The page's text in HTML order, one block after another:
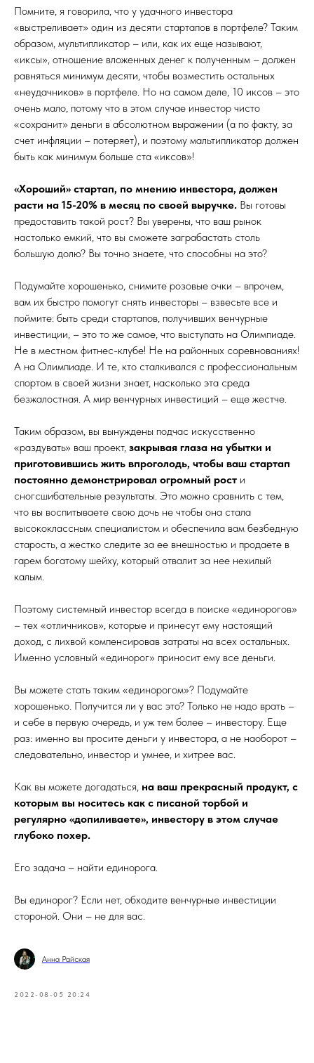
Помните, я говорила, что у удачного инвестора
«выстреливает» один из десяти стартапов в портфеле? Таким
образом, мультипликатор – или, как их еще называют,
«иксы», отношение вложенных денег к полученным – должен
равняться минимум десяти, чтобы возместить остальных
«неудачников» в портфеле. Но на самом деле, 10 иксов – это
очень мало, потому что в этом случае инвестор чисто
«сохранит» деньги в абсолютном выражении (а по факту, за
счет инфляции – потеряет), и поэтому мальтипликатор должен
быть как минимум больше ста «иксов»!
«Хороший» стартап, по мнению инвестора, должен
расти на 15-20% в месяц по своей выручке. Вы готовы
предоставить такой рост? Вы уверены, что ваш рынок
настолько емкий, что вы сможете заграбастать столь
большую долю? Вы точно знаете, что способны на это?
Подумайте хорошенько, снимите розовые очки – впрочем,
вам их быстро помогут снять инвесторы – взвесьте все и
поймите: быть среди стартапов, получивших венчурные
инвестиции, – это то же самое, что выступать на Олимпиаде.
Не в местном фитнес-клубе! Не на районных соревнованиях!
А на Олимпиаде. И те, кто сталкивался с профессиональным
спортом в своей жизни знает, насколько эта среда
безжалостная. А мир венчурных инвестиций – еще жестче.
Таким образом, вы вынуждены подчас искусственно
«раздувать» ваш проект, закрывая глаза на убытки и
приготовившись жить впроголодь, чтобы ваш стартап
постоянно демонстрировал огромный рост и
сногсшибательные результаты. Это можно сравнить с тем,
что вы воспитываете свою дочь не чтобы она стала
высококлассным специалистом и обеспечила вам безбедную
старость, а жестко следите за ее внешностью и продаете в
гарем богатому шейху, который отвалит за нее нехилый
калым.
Поэтому системный инвестор всегда в поиске «единорогов»
– тех «отличников», которые и принесут ему настоящий
доход, с лихвой компенсировав затраты на всех остальных.
Именно условный «единорог» приносит ему все деньги.
Вы можете стать таким «единорогом»? Подумайте
хорошенько. Получится ли у вас это? Только не надо врать –
и себе в первую очередь, и уж тем более – инвестору. Еще
раз: именно вы просите деньги у инвестора, а не наоборот –
следовательно, инвестор и умнее, и хитрее вас.
Как вы можете догадаться, на ваш прекрасный продукт, с
которым вы носитесь как с писаной торбой и
регулярно «допиливаете», инвестору в этом случае
глубоко похер.
Его задача – найти единорога.
Вы единорог? Если нет, обходите венчурные инвестиции
стороной. Они – не для вас.
Анна Райская
2022-08-05 20:24